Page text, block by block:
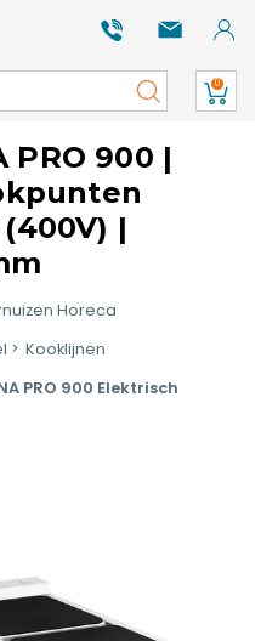
0
PRO 900 |
|
Horeca
Kooklijnen
PRO 900 Elektrisch